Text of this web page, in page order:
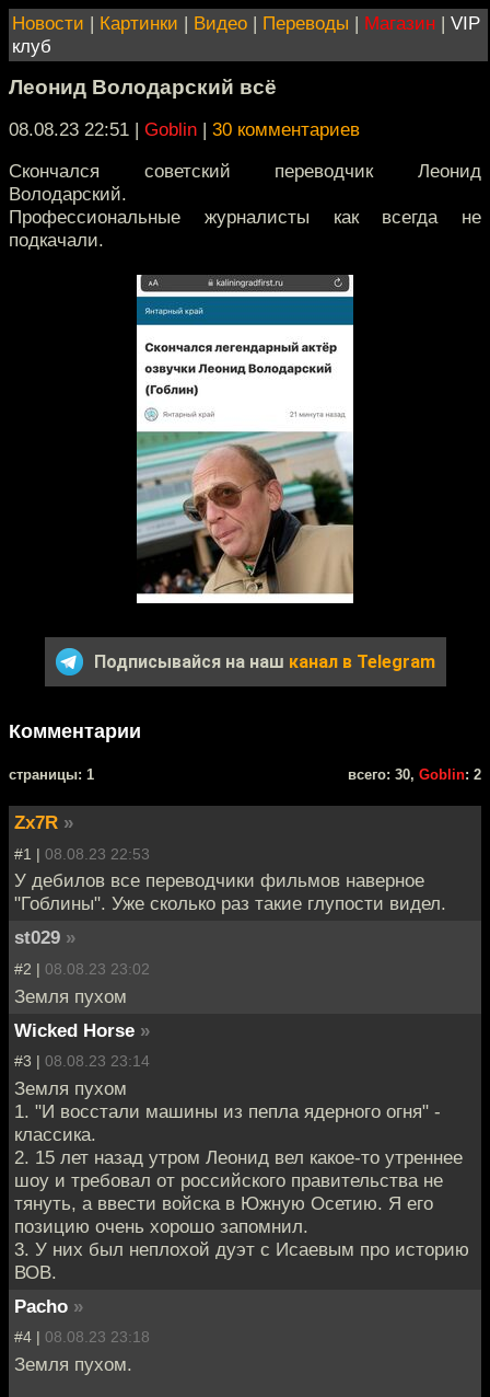
Новости | Картинки | Видео | Переводы | Магазин | VIP
клуб
Леонид Володарский всё
08.08.23 22:51 | Goblin | 30 комментариев
Скончался советский переводчик Леонид
Володарский.
Профессиональные журналисты как всегда не
подкачали.
Подписывайся на наш канал в Telegram
Комментарии
cтраницы: 1 всего: 30, Goblin: 2
Zx7R »
#1 | 08.08.23 22:53
У дебилов все переводчики фильмов наверное
"Гоблины". Уже сколько раз такие глупости видел.
st029 »
#2 | 08.08.23 23:02
Земля пухом
Wicked Horse »
#3 | 08.08.23 23:14
Земля пухом
1. "И восстали машины из пепла ядерного огня" -
классика.
2. 15 лет назад утром Леонид вел какое-то утреннее
шоу и требовал от российского правительства не
тянуть, а ввести войска в Южную Осетию. Я его
позицию очень хорошо запомнил.
3. У них был неплохой дуэт с Исаевым про историю
ВОВ.
Pacho »
#4 | 08.08.23 23:18
Земля пухом.